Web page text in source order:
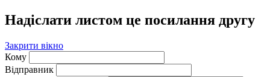
Надіслати листом це посилання другу
Закрити вікно
Кому
Відправник